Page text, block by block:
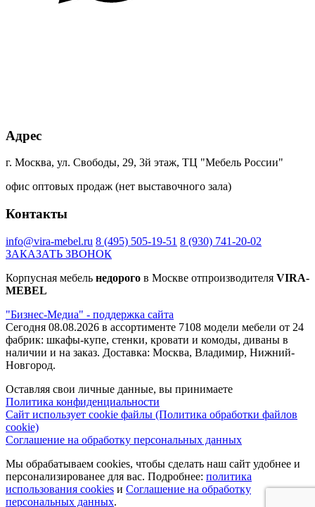
Адрес
г. Москва, ул. Свободы, 29, 3й этаж, ТЦ "Мебель России"
офис оптовых продаж (нет выставочного зала)
Контакты
info@vira-mebel.ru 8 (495) 505-19-51 8 (930) 741-20-02
ЗАКАЗАТЬ ЗВОНОК
Корпусная мебель недорого в Москве отпроизводителя VIRA-
MEBEL
"Бизнес-Медиа" - поддержка сайта
Сегодня 08.08.2026 в ассортименте 7108 модели мебели от 24
фабрик: шкафы-купе, стенки, кровати и комоды, диваны в
наличии и на заказ. Доставка: Москва, Владимир, Нижний-
Новгород.
Оставляя свои личные данные, вы принимаете
Политика конфиденциальности
Сайт использует cookie файлы (Политика обработки файлов
cookie)
Соглашение на обработку персональных данных
Мы обрабатываем cookies, чтобы сделать наш сайт удобнее и
персонализированее для вас. Подробнее: политика
использования cookies и Соглашение на обработку
персональных данных.